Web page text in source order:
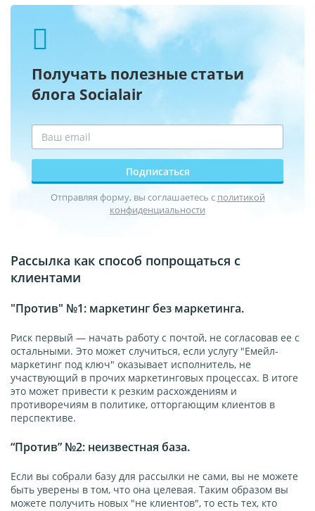
Получать полезные статьи
блога Socialair
Подписаться
Отправляя форму, вы соглашаетесь с политикой
конфиденциальности
Рассылка как способ попрощаться с
клиентами
"Против" №1: маркетинг без маркетинга.
Риск первый — начать работу с почтой, не согласовав ее с
остальными. Это может случиться, если услугу "Емейл-
маркетинг под ключ" оказывает исполнитель, не
участвующий в прочих маркетинговых процессах. В итоге
это может привести к резким расхождениям и
противоречиям в политике, отторгающим клиентов в
перспективе.
“Против” №2: неизвестная база.
Если вы собрали базу для рассылки не сами, вы не можете
быть уверены в том, что она целевая. Таким образом вы
можете получить новых "не клиентов", то есть тех, кто